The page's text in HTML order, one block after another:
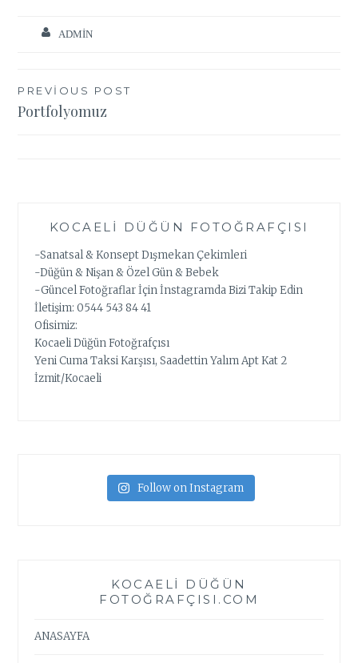
ADMIN
Yazı
gezinmesi
PREVIOUS POST
Portfolyomuz
KOCAELI DÜĞÜN FOTOĞRAFÇISI
-Sanatsal & Konsept Dışmekan Çekimleri
-Düğün & Nişan & Özel Gün & Bebek
-Güncel Fotoğraflar İçin İnstagramda Bizi Takip Edin
İletişim: 0544 543 84 41
Ofisimiz:
Kocaeli Düğün Fotoğrafçısı
Yeni Cuma Taksi Karşısı, Saadettin Yalım Apt Kat 2
İzmit/Kocaeli
Follow on Instagram
KOCAELI DÜĞÜN
FOTOĞRAFÇISI.COM
ANASAYFA